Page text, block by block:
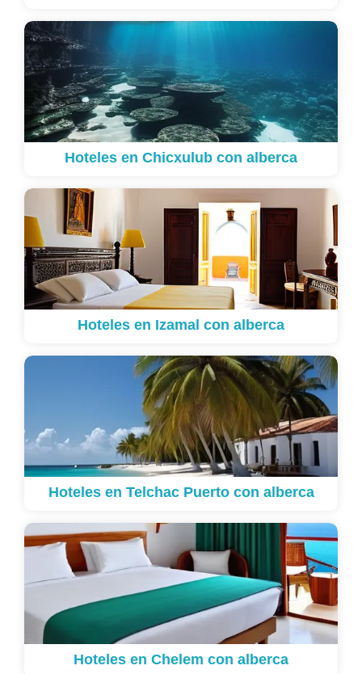
Hoteles en Chicxulub con alberca
Hoteles en Izamal con alberca
Hoteles en Telchac Puerto con alberca
Hoteles en Chelem con alberca